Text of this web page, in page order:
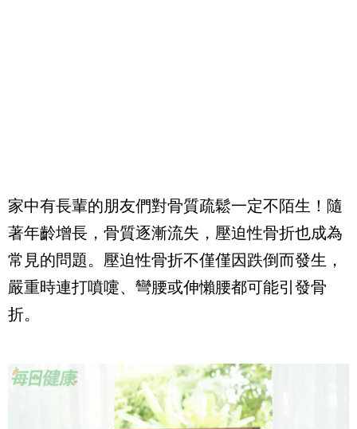
家中有長輩的朋友們對骨質疏鬆一定不陌生！隨
著年齡增長，骨質逐漸流失，壓迫性骨折也成為
常見的問題。壓迫性骨折不僅僅因跌倒而發生，
嚴重時連打噴嚏、彎腰或伸懶腰都可能引發骨
折。